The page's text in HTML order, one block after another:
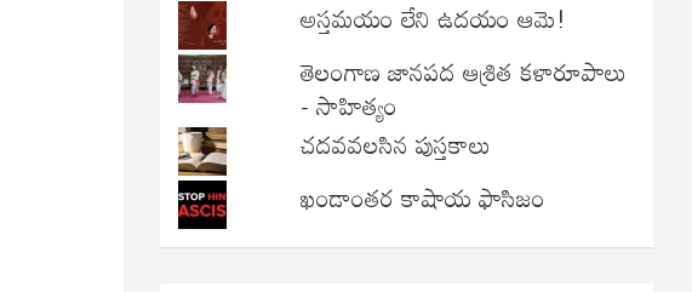
అస్తమయం లేని ఉదయం ఆమె!
తెలంగాణ జానపద ఆశ్రిత కళారూపాలు
- సాహిత్యం
చదవవలసిన పుస్తకాలు
ఖండాంతర కాషాయ ఫాసిజం